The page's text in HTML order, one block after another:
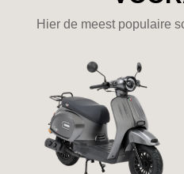
Hier de meest populaire